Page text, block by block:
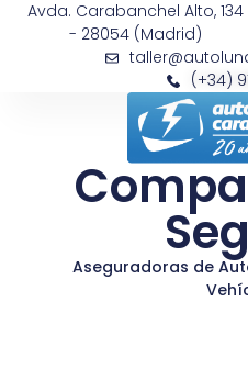
Avda. Carabanchel Alto, 134
- 28054 (Madrid)
(+34)
Aseguradoras de